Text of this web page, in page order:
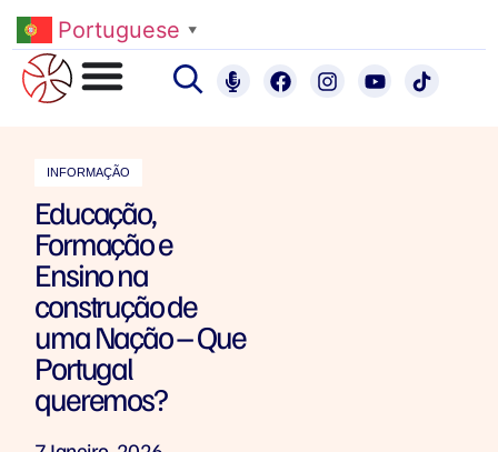
Portuguese ▼
INFORMAÇÃO
Educação,
Formação e
Ensino na
construção de
uma Nação – Que
Portugal
queremos?